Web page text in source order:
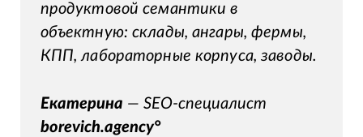
продуктовой семантики в
объектную: склады, ангары, фермы,
КПП, лабораторные корпуса, заводы.
Екатерина — SEO-специалист
borevich.agency°